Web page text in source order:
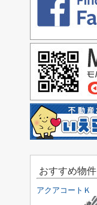
おすすめ物件
アクアコートＫ